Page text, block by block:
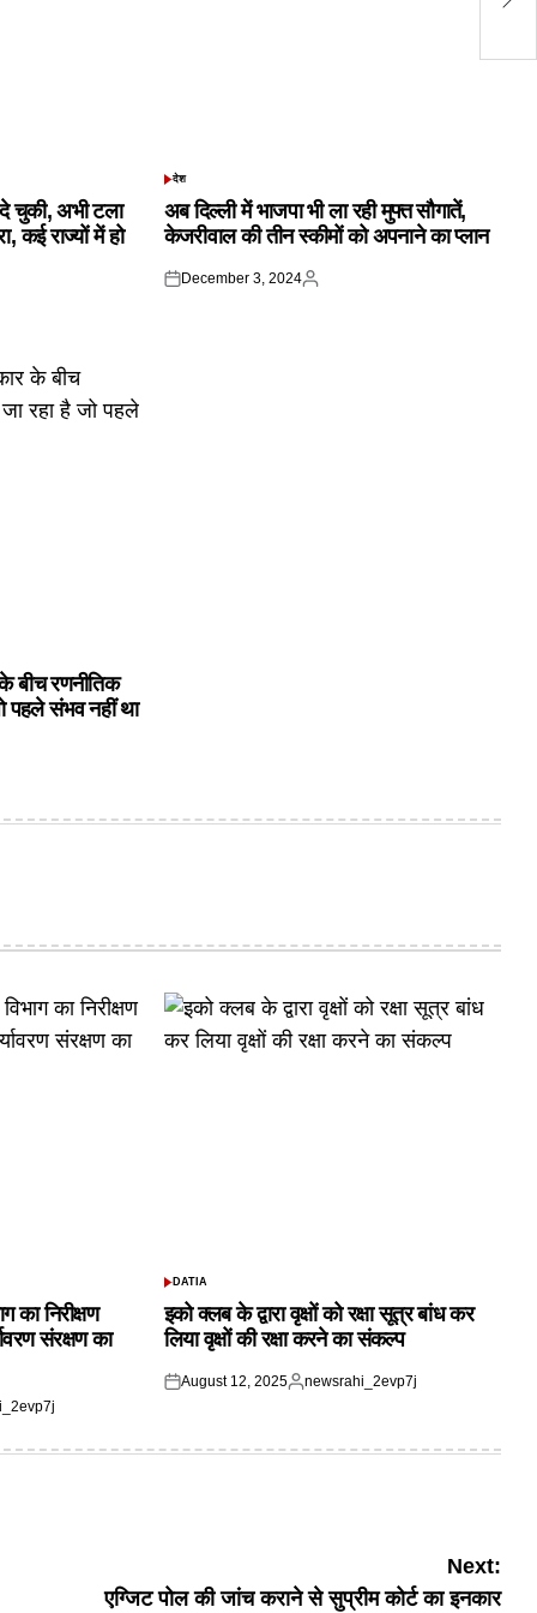
दे चुकी, अभी टला
कई राज्यों में हो
POSTED
देश
अब दिल्ली में भाजपा भी ला रही मुफ्त सौगातें,
केजरीवाल की तीन स्कीमों को अपनाने का प्लान
Posted
December 3, 2024
Posted
बीच रणनीतिक
पहले संभव नहीं था
का निरीक्षण
संरक्षण का
POSTED
DATIA
इको क्लब के द्वारा वृक्षों को रक्षा सूत्र बांध कर
लिया वृक्षों की रक्षा करने का संकल्प
Posted
August 12, 2025
Posted
newsrahi_2evp7j
Next:
एग्जिट पोल की जांच कराने से सुप्रीम कोर्ट का इनकार